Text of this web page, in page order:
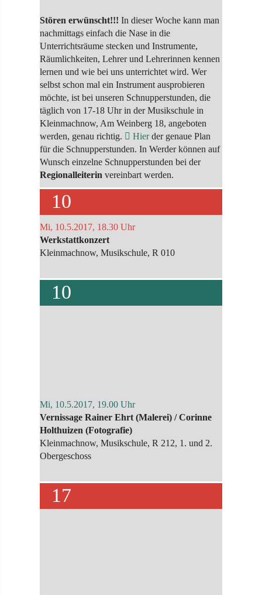
Stören erwünscht!!! In dieser Woche kann man
nachmittags einfach die Nase in die
Unterrichtsräume stecken und Instrumente,
Räumlichkeiten, Lehrer und Lehrerinnen kennen
lernen und wie bei uns unterrichtet wird. Wer
selbst schon mal ein Instrument ausprobieren
möchte, ist bei unseren Schnupperstunden, die
täglich von 17-18 Uhr in der Musikschule in
Kleinmachnow, Am Weinberg 18, angeboten
werden, genau richtig.
Hierder genaue Plan
für die Schnupperstunden. In Werder können auf
Wunsch einzelne Schnupperstunden bei der
Regionalleiterin vereinbart werden.
10
Mi, 10.5.2017, 18.30 Uhr
Werkstattkonzert
Kleinmachnow, Musikschule, R 010
10
Mi, 10.5.2017, 19.00 Uhr
Vernissage Rainer Ehrt (Malerei) / Corinne
Holthuizen (Fotografie)
Kleinmachnow, Musikschule, R 212, 1. und 2.
Obergeschoss
17